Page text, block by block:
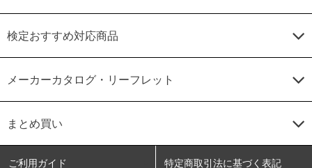
検定おすすめ対応商品
メーカーカタログ・リーフレット
まとめ買い
ご利用ガイド 特定商取引法に基づく表記